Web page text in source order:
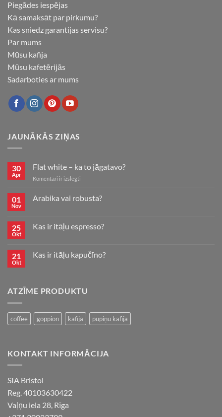
Piegādes iespējas
Kā samaksāt par pirkumu?
Kas sniedz garantijas servisu?
Par mums
Mūsu kafija
Mūsu kafetērijās
Sadarboties ar mums
JAUNĀKĀS ZIŅAS
30
Apr
Flat white – ka to jāgatavo?
Komentāri ir izslēgti
–
01
Nov
Arabika vai robusta?
25
Okt
Kas ir itāļu espresso?
21
Okt
Kas ir itāļu kapučīno?
ATZĪME PRODUKTU
coffee goppion kafija pupiņu kafija
KONTAKT INFORMĀCIJA
SIA Bristol
Reg. 40103630422
Vaļņu iela 28, Rīga